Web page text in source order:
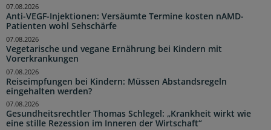
Anti-VEGF-Injektionen: Versäumte Termine kosten nAMD-
Patienten wohl Sehschärfe
07.08.2026
Vegetarische und vegane Ernährung bei Kindern mit
Vorerkrankungen
07.08.2026
Reiseimpfungen bei Kindern: Müssen Abstandsregeln
eingehalten werden?
07.08.2026
Gesundheitsrechtler Thomas Schlegel: „Krankheit wirkt wie
eine stille Rezession im Inneren der Wirtschaft“
07.08.2026